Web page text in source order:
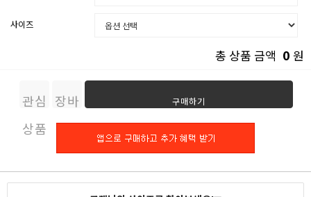
사이즈
총 상품 금액 0 원
관심
상품
장바
구니
구매하기